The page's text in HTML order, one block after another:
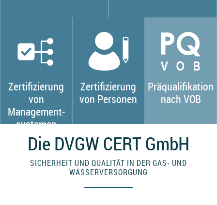
Zertifizierung
von
Manage­ment­
sys­temen
Zertifizierung
von Personen
Präqualifikation
nach VOB
Die DVGW CERT GmbH
SICHERHEIT UND QUALITÄT IN DER GAS- UND
WASSERVERSORGUNG